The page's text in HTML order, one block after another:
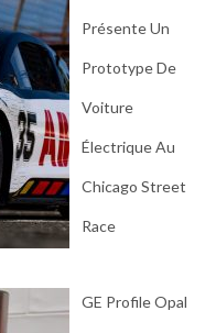
Présente Un
Prototype De
Voiture
Électrique Au
Chicago Street
Race
GE Profile Opal